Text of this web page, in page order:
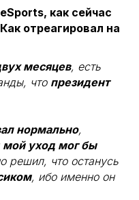
как сейчас
отреагировал на
месяцев, есть
что президент
нормально,
мой уход мог бы
решил, что останусь
, ибо именно он